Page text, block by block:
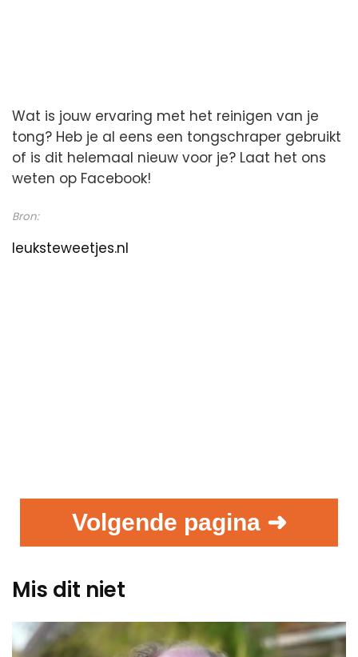
Wat is jouw ervaring met het reinigen van je
tong? Heb je al eens een tongschraper gebruikt
of is dit helemaal nieuw voor je? Laat het ons
weten op Facebook!
Bron:
leuksteweetjes.nl
Volgende pagina ➜
Mis dit niet